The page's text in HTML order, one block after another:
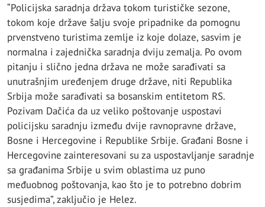
“Policijska saradnja država tokom turističke sezone,
tokom koje države šalju svoje pripadnike da pomognu
prvenstveno turistima zemlje iz koje dolaze, sasvim je
normalna i zajednička saradnja dviju zemalja. Po ovom
pitanju i slično jedna država ne može sarađivati sa
unutrašnjim uređenjem druge države, niti Republika
Srbija može sarađivati sa bosanskim entitetom RS.
Pozivam Dačića da uz veliko poštovanje uspostavi
policijsku saradnju između dvije ravnopravne države,
Bosne i Hercegovine i Republike Srbije. Građani Bosne i
Hercegovine zainteresovani su za uspostavljanje saradnje
sa građanima Srbije u svim oblastima uz puno
međuobnog poštovanja, kao što je to potrebno dobrim
susjedima”, zaključio je Helez.